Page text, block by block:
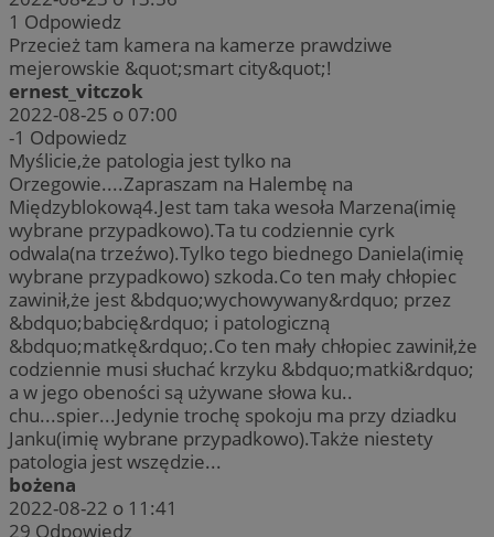
1 Odpowiedz
Przecież tam kamera na kamerze prawdziwe
mejerowskie &quot;smart city&quot;!
ernest_vitczok
2022-08-25 o 07:00
-1 Odpowiedz
Myślicie,że patologia jest tylko na
Orzegowie....Zapraszam na Halembę na
Międzyblokową4.Jest tam taka wesoła Marzena(imię
wybrane przypadkowo).Ta tu codziennie cyrk
odwala(na trzeźwo).Tylko tego biednego Daniela(imię
wybrane przypadkowo) szkoda.Co ten mały chłopiec
zawinił,że jest &bdquo;wychowywany&rdquo; przez
&bdquo;babcię&rdquo; i patologiczną
&bdquo;matkę&rdquo;.Co ten mały chłopiec zawinił,że
codziennie musi słuchać krzyku &bdquo;matki&rdquo;
a w jego obeności są używane słowa ku..
chu...spier...Jedynie trochę spokoju ma przy dziadku
Janku(imię wybrane przypadkowo).Także niestety
patologia jest wszędzie...
bożena
2022-08-22 o 11:41
29 Odpowiedz